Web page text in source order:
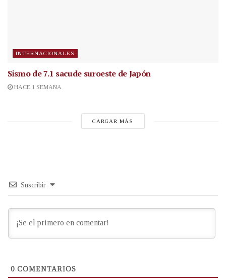
INTERNACIONALES
Sismo de 7.1 sacude suroeste de Japón
HACE 1 SEMANA
CARGAR MÁS
Suscribir
0 COMENTARIOS